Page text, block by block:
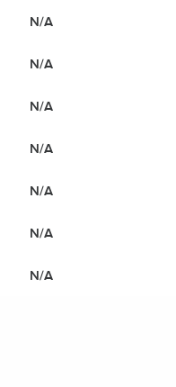
N/A
N/A
N/A
N/A
N/A
N/A
N/A